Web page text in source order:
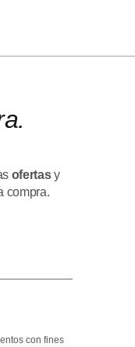
ofertasy
compra.
con fines